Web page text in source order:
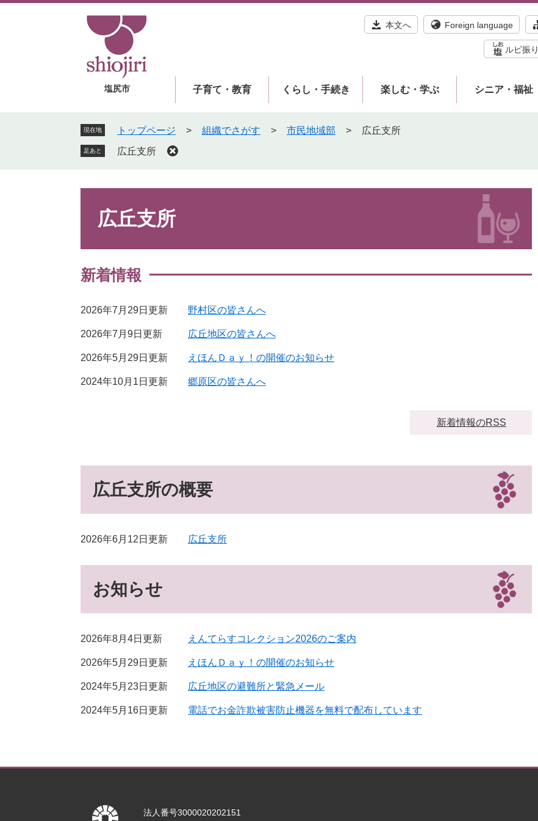
塩尻市
本文へ Foreign language
ルビ振り
子育て・教育 くらし・手続き 楽しむ・学ぶ シニア・福祉
現在地 トップページ > 組織でさがす > 市民地域部 > 広丘支所
足あと 広丘支所
広丘支所
新着情報
2026年7月29日更新 野村区の皆さんへ
2026年7月9日更新 広丘地区の皆さんへ
2026年5月29日更新 えほんＤａｙ！の開催のお知らせ
2024年10月1日更新 郷原区の皆さんへ
新着情報のRSS
広丘支所の概要
2026年6月12日更新 広丘支所
お知らせ
2026年8月4日更新 えんてらすコレクション2026のご案内
2026年5月29日更新 えほんＤａｙ！の開催のお知らせ
2024年5月23日更新 広丘地区の避難所と緊急メール
2024年5月16日更新 電話でお金詐欺被害防止機器を無料で配布しています
法人番号3000020202151